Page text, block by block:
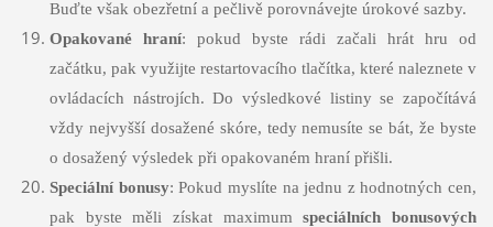
Buďte však obezřetní a pečlivě porovnávejte úrokové sazby.
Opakované hraní: pokud byste rádi začali hrát hru od
začátku, pak využijte restartovacího tlačítka, které naleznete v
ovládacích nástrojích. Do výsledkové listiny se započítává
vždy nejvyšší dosažené skóre, tedy nemusíte se bát, že byste
o dosažený výsledek při opakovaném hraní přišli.
Speciální bonusy: Pokud myslíte na jednu z hodnotných cen,
pak byste měli získat maximumspeciálních bonusových